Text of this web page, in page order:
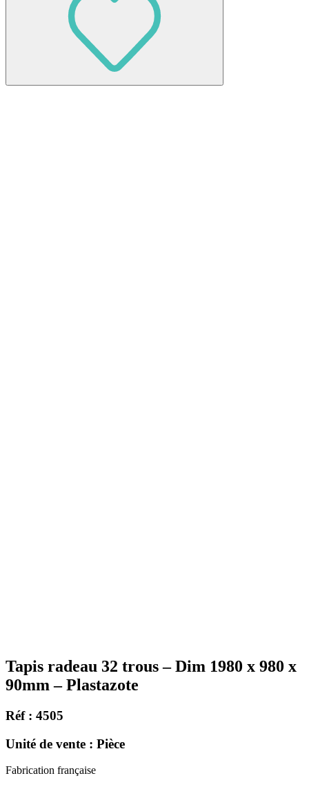
Tapis radeau 32 trous – Dim 1980 x 980 x
90mm – Plastazote
Réf : 4505
Unité de vente : Pièce
Fabrication française